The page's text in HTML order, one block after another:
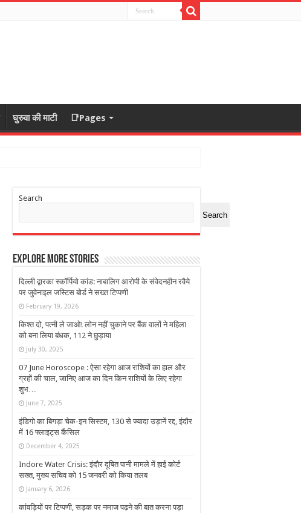
घुरुवा की माटी 📑Pages
Search
Search
Explore More Stories
दिल्ली द्वारका स्कॉर्पियो कांड: नाबालिग आरोपी के संवेदनहीन रवैये
पर जुवेनाइल जस्टिस बोर्ड ने सख्त टिप्पणी
February 19, 2026
किश्त दो, पत्नी ले जाओ! लोन नहीं चुकाने पर बैंक वालों ने महिला
को बना लिया बंधक, 112 ने छुड़ाया
July 30, 2025
07 June Horoscope : ऐसा रहेगा आज राशियों का हाल और
ग्रहों की चाल, जानिए आज का दिन किन राशियों के लिए रहेगा
शुभ…
June 7, 2025
इंडिगो का बिगड़ा चेक-इन सिस्टम, 130 से ज्यादा उड़ानें रद्द, इंदौर
में 16 फ्लाइट्स कैंसिल
December 4, 2025
Indore Water Crisis: इंदौर दूषित पानी मामले में हाई कोर्ट
सख्‍त, मुख्य सचिव को 15 जनवरी को किया तलब
January 6, 2026
कांवड़ियों पर टिप्पणी, सड़क पर नमाज पढ़ने की बात करना पड़ा